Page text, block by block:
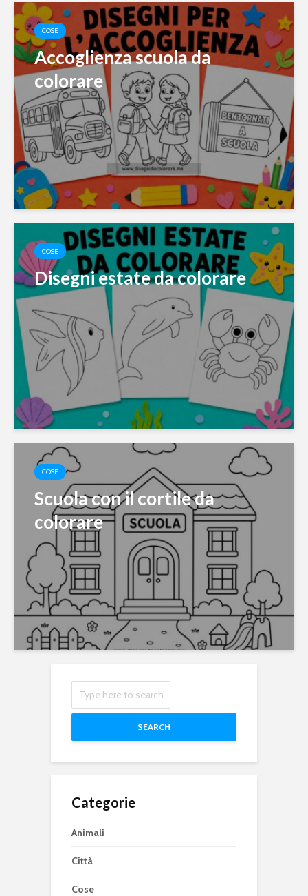
COSE
Accoglienza scuola da
colorare
COSE
Disegni estate da colorare
COSE
Scuola con il cortile da
colorare
SEARCH
Categorie
Animali
Città
Cose